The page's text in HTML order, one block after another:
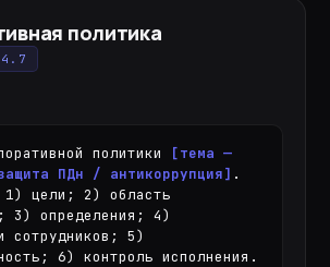
политика
политики [тема —
ПДн / антикоррупция] .
1) цели; 2) область
3) определения; 4)
сотрудников; 5)
6) контроль исполнения.